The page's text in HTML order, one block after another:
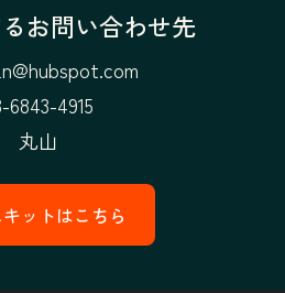
お問い合わせ先
6843-4915
丸山
ットはこちら